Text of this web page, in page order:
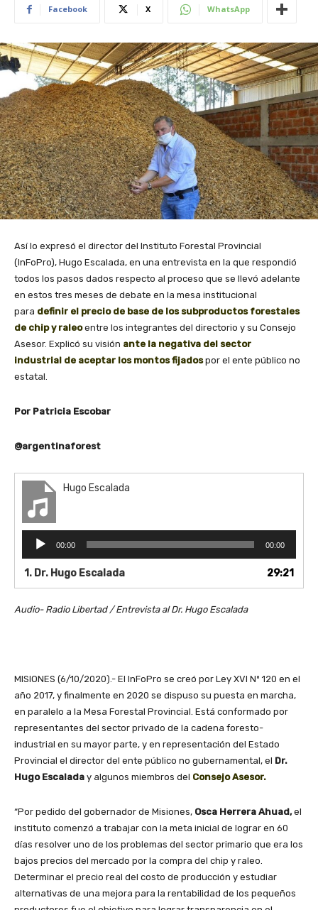
Facebook X WhatsApp
Así lo expresó el director del Instituto Forestal Provincial
(InFoPro), Hugo Escalada, en una entrevista en la que respondió
todos los pasos dados respecto al proceso que se llevó adelante
en estos tres meses de debate en la mesa institucional
para definir el precio de base de los subproductos forestales
de chip y raleoentre los integrantes del directorio y su Consejo
Asesor. Explicó su visión ante la negativa del sector
industrial de aceptar los montos fijadospor el ente público no
estatal.
Por Patricia Escobar
@argentinaforest
Hugo Escalada
p
d
r
d
e
a
u
d
i
00:00 00:00
1. Dr. Hugo Escalada 29:21
Audio- Radio Libertad / Entrevista al Dr. Hugo Escalada
MISIONES (6/10/2020).- El InFoPro se creó por Ley XVI Nº 120 en el
año 2017, y finalmente en 2020 se dispuso su puesta en marcha,
en paralelo a la Mesa Forestal Provincial. Está conformado por
representantes del sector privado de la cadena foresto-
industrial en su mayor parte, y en representación del Estado
Provincial el director del ente público no gubernamental, el Dr.
Hugo Escalada y algunos miembros del Consejo Asesor.
“Por pedido del gobernador de Misiones, Osca Herrera Ahuad,el
instituto comenzó a trabajar con la meta inicial de lograr en 60
días resolver uno de los problemas del sector primario que era los
bajos precios del mercado por la compra del chip y raleo.
Determinar el precio real del costo de producción y estudiar
alternativas de una mejora para la rentabilidad de los pequeños